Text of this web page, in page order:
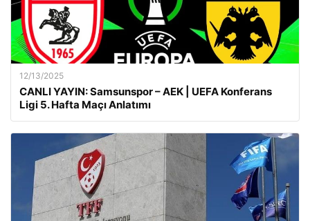
12/13/2025
CANLI YAYIN: Samsunspor – AEK | UEFA Konferans
Ligi 5. Hafta Maçı Anlatımı